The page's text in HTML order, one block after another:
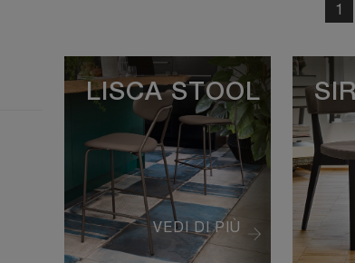
1
VEDI DI PIÙ
LISCA STOOL